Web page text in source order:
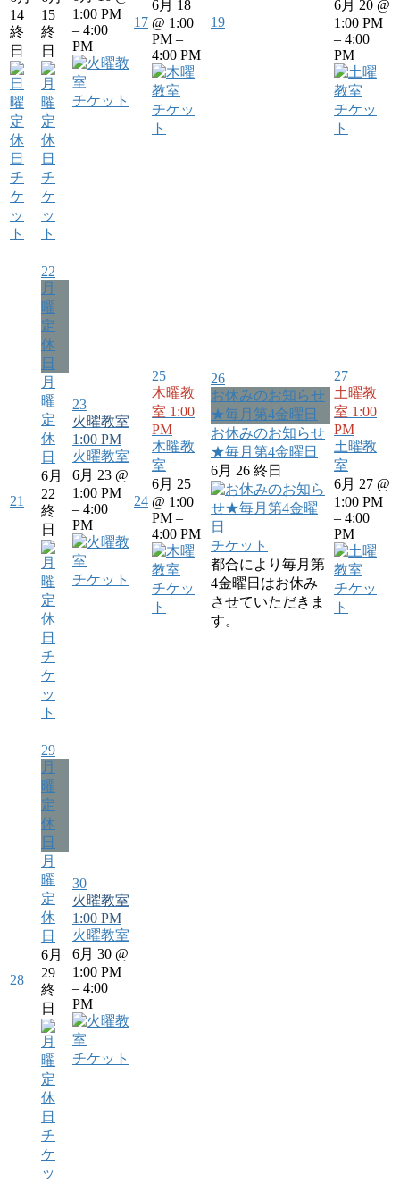
14
終
日
チ
ケ
ッ
ト
15
終
日
チ
ケ
ッ
ト
1:00 PM
– 4:00
PM
チケット
17
6月 18
@ 1:00
PM –
4:00 PM
チケッ
ト
19
6月 20 @
1:00 PM
– 4:00
PM
チケッ
ト
21
22
月
曜
定
休
日
月
曜
定
休
日
6月
22
終
日
チ
ケ
ッ
ト
23
火曜教室
1:00 PM
火曜教室
6月 23 @
1:00 PM
– 4:00
PM
チケット
24
25
木曜教
室 1:00
PM
木曜教
室
6月 25
@ 1:00
PM –
4:00 PM
チケッ
ト
26
お休みのお知らせ
★毎月第4金曜日
お休みのお知らせ
★毎月第4金曜日
6月 26 終日
チケット
都合により毎月第
4金曜日はお休み
させていただきま
す。
27
土曜教
室 1:00
PM
土曜教
室
6月 27 @
1:00 PM
– 4:00
PM
チケッ
ト
28
29
月
曜
定
休
日
月
曜
定
休
日
6月
29
終
日
チ
ケ
ッ
30
火曜教室
1:00 PM
火曜教室
6月 30 @
1:00 PM
– 4:00
PM
チケット